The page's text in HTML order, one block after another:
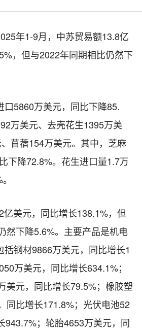
年1-9月，中苏贸易额13.8亿
，但与2022年同期相比仍然下
口5860万美元，同比下降85.
万美元、去壳花生1395万美
苜蓿154万美元。其中，芝麻
下降72.8%。花生进口量1.7万
美元，同比增长138.1%，但
然下降5.6%。主要产品是机电
括钢材9866万美元，同比增长1
万美元，同比增长634.1%；
美元，同比增长79.5%；橡胶塑
同比增长171.8%；光伏电池52
943.7%；轮胎4653万美元，同